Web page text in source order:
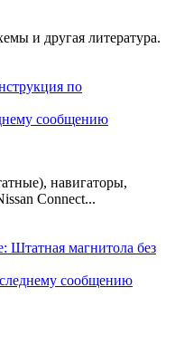
и другая литература.
по
сообщению
навигаторы,
Connect...
Штатная магнитола без
сообщению